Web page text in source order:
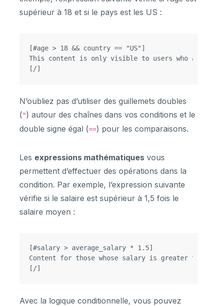
supérieur à 18 et si le pays est les US :
[#age > 18 && country == "US"]
This content is only visible to users who are
N’oubliez pas d’utiliser des guillemets doubles
(") autour des chaînes dans vos conditions et le
double signe égal (==) pour les comparaisons.
Les expressions mathématiques vous
permettent d’effectuer des opérations dans la
condition. Par exemple, l’expression suivante
vérifie si le salaire est supérieur à 1,5 fois le
salaire moyen :
[#salary > average_salary * 1.5]
Content for those whose salary is greater than
Avec la logique conditionnelle, vous pouvez